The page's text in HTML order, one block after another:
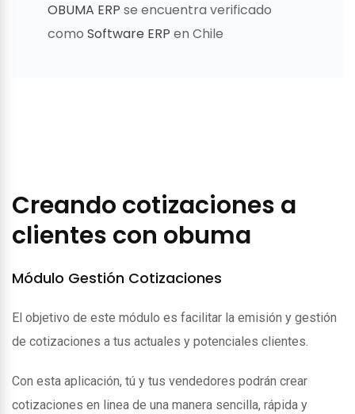
OBUMA ERP se encuentra verificado
como Software ERP en Chile
Creando cotizaciones a
clientes con obuma
Módulo Gestión Cotizaciones
El objetivo de este módulo es facilitar la emisión y gestión
de cotizaciones a tus actuales y potenciales clientes.
Con esta aplicación, tú y tus vendedores podrán crear
cotizaciones en linea de una manera sencilla, rápida y